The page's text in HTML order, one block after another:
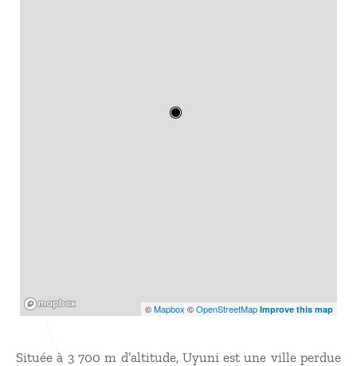
©Mapbox ©OpenStreetMap Improve this map
Située à 3 700 m d’altitude, Uyuni est une ville perdue